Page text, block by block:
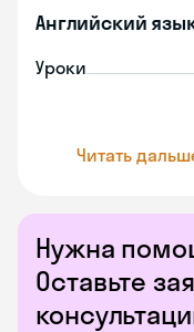
Нужна
Оставьте
Английский
Уроки
Читать